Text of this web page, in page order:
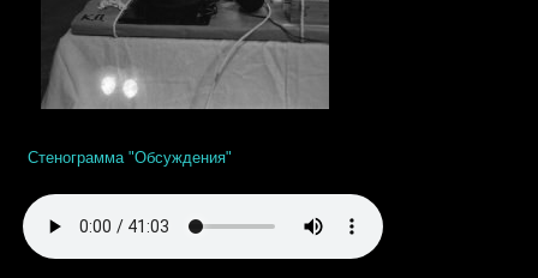
Стенограмма "Обсуждения"